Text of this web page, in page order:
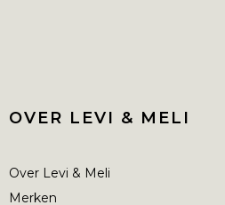
OVER LEVI & MELI
Over Levi & Meli
Merken